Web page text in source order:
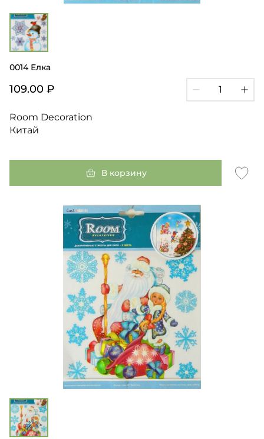
0014 Елка
109.00 ₽
Room Decoration
Китай
В корзину